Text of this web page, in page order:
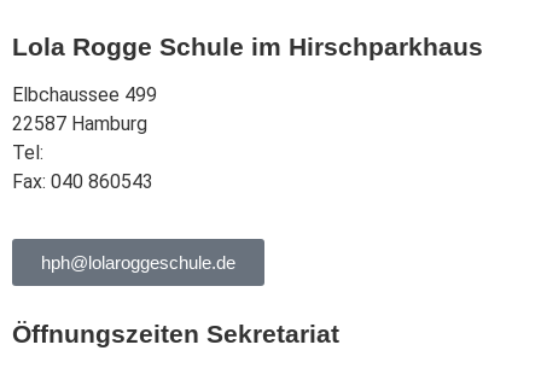
Lola Rogge Schule im Hirschparkhaus
Elbchaussee 499
22587 Hamburg
Tel:
Fax: 040 860543
hph@lolaroggeschule.de
Öffnungszeiten Sekretariat